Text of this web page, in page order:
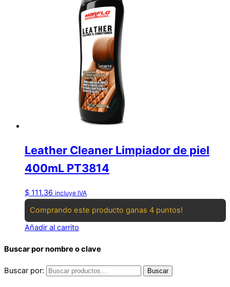
Leather Cleaner Limpiador de piel
400mL PT3814
$ 111.36 incluye IVA
Comprando este producto ganas 4 puntos!
Añadir al carrito
Buscar por nombre o clave
Buscar por: Buscar